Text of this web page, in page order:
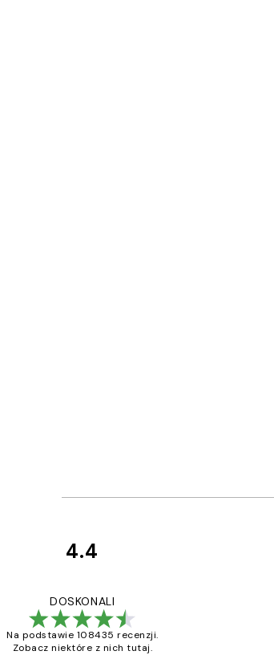
4.4
DOSKONALI
Na podstawie 108435 recenzji.
Zobacz niektóre z nich tutaj.